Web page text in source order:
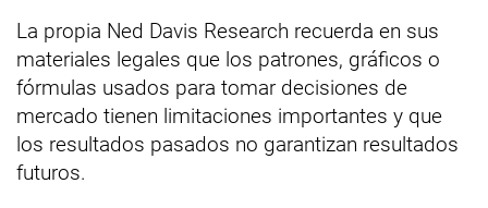
La propia Ned Davis Research recuerda en sus
materiales legales que los patrones, gráficos o
fórmulas usados para tomar decisiones de
mercado tienen limitaciones importantes y que
los resultados pasados no garantizan resultados
futuros.